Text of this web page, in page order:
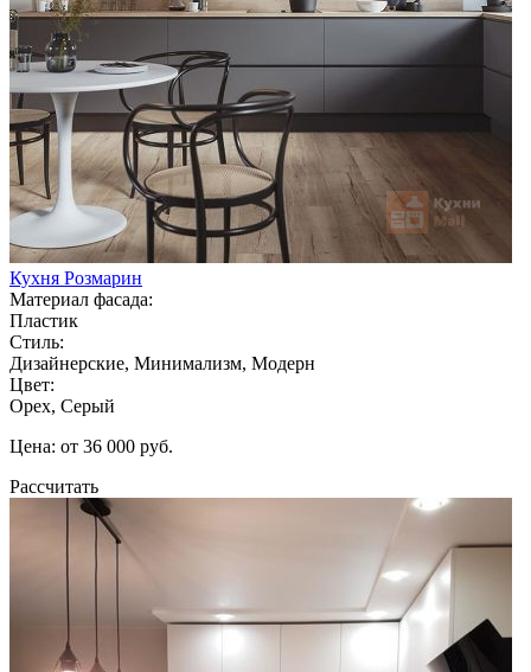
Кухня Розмарин
Материал фасада:
Пластик
Стиль:
Дизайнерские, Минимализм, Модерн
Цвет:
Орех, Серый
Цена: от 36 000 руб.
Рассчитать